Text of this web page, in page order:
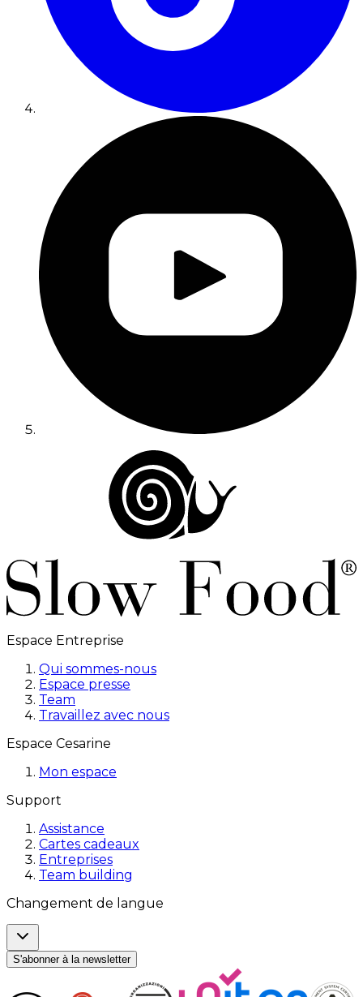
Espace Entreprise
Qui sommes-nous
Espace presse
Team
Travaillez avec nous
Espace Cesarine
Mon espace
Support
Assistance
Cartes cadeaux
Entreprises
Team building
Changement de langue
S'abonner à la newsletter